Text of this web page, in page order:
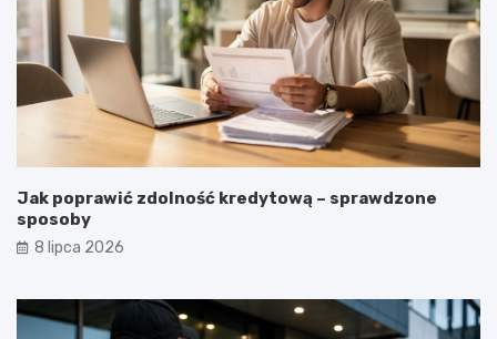
Jak poprawić zdolność kredytową – sprawdzone
sposoby
8 lipca 2026